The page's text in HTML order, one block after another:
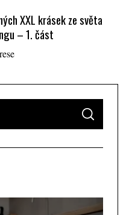
XXL krásek ze světa
– 1. část
S
A
C